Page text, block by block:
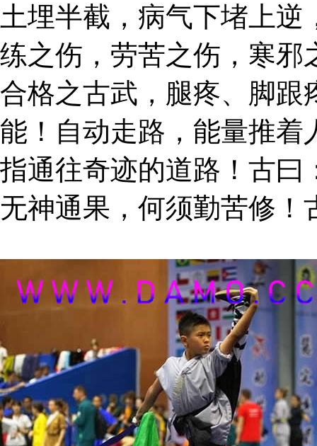
土埋半截，病气下堵上
练之伤，劳苦之伤，寒邪
合格之古武，腿疼、脚跟
能！自动走路，能量推着
指通往奇迹的道路！古曰
无神通果，何须勤苦修！